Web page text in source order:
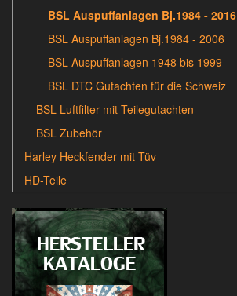
BSL Auspuffanlagen Bj.1984 - 2016
BSL Auspuffanlagen Bj.1984 - 2006
BSL Auspuffanlagen 1948 bis 1999
BSL DTC Gutachten für die Schweiz
BSL Luftfilter mit Teilegutachten
BSL Zubehör
Harley Heckfender mit Tüv
HD-Teile